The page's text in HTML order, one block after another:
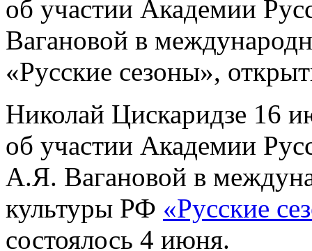
об участии Академии
Вагановой в
«Русские сезоны»,
Николай Цискаридзе 16
об участии Академии
А.Я. Вагановой в
культуры РФ «Русские
состоялось 4 июня.